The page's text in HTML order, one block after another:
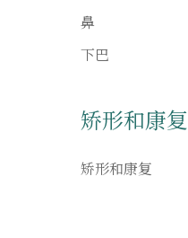
鼻
下巴
矫形和康复
矫形和康复